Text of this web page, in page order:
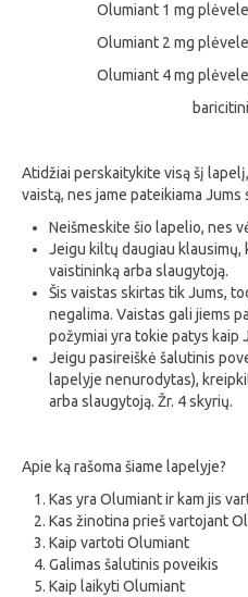
Olumiant 1 mg
Olumiant 2 mg
Olumiant 4 mg
Atidžiai perskaitykite visą šį
vaistą, nes jame pateikiama Jums
Neišmeskite šio lapelio, nes
Jeigu kiltų daugiau klausimų,
vaistininką arba slaugytoją.
Šis vaistas skirtas tik Jums,
negalima. Vaistas gali jiems
požymiai yra tokie patys kaip
Jeigu pasireiškė šalutinis
lapelyje nenurodytas),
arba slaugytoją. Žr. 4 skyrių.
Apie ką rašoma šiame lapelyje?
Kas yra Olumiant ir kam jis
Kas žinotina prieš vartojant
Kaip vartoti Olumiant
Galimas šalutinis poveikis
Kaip laikyti Olumiant